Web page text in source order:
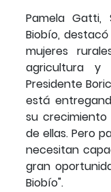
Pamela Gatti,
Biobío,
mujeres
agricultura y
Presidente
está
su
de ellas. Pero
necesitan
gran
Biobío".